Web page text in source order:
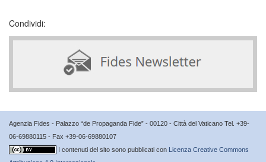
Condividi:
Agenzia Fides - Palazzo “de Propaganda Fide” - 00120 - Città del Vaticano Tel. +39-
06-69880115 - Fax +39-06-69880107
I contenuti del sito sono pubblicati con Licenza Creative Commons